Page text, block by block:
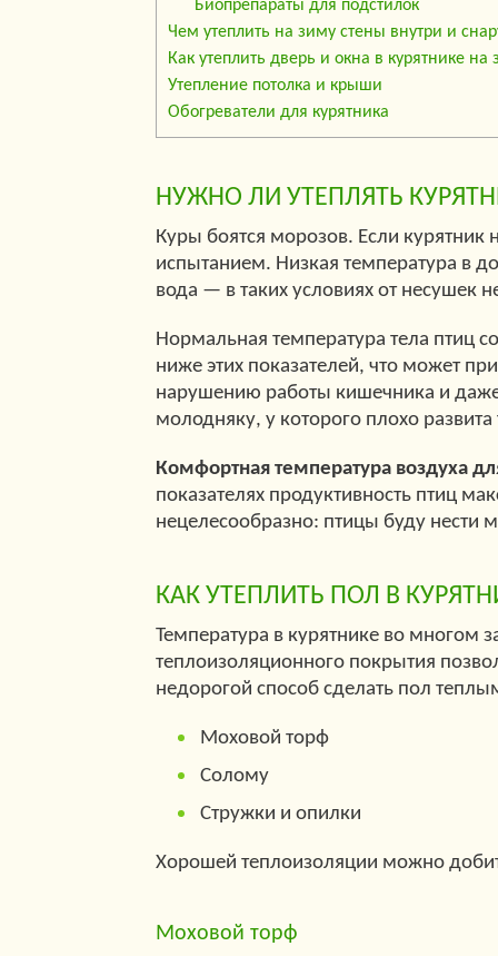
Биопрепараты для подстилок
Чем утеплить на зиму стены внутри и
Как утеплить дверь и окна в курятнике на
Утепление потолка и крыши
Обогреватели для курятника
НУЖНО ЛИ УТЕПЛЯТЬ
Куры боятся морозов. Если курятник
испытанием. Низкая температура в
вода — в таких условиях от несушек
Нормальная температура тела птиц
ниже этих показателей, что может
нарушению работы кишечника и
молодняку, у которого плохо
Комфортная температура воздуха
показателях продуктивность птиц
нецелесообразно: птицы буду нести
КАК УТЕПЛИТЬ ПОЛ В
Температура в курятнике во многом
теплоизоляционного покрытия
недорогой способ сделать пол
Моховой торф
Солому
Стружки и опилки
Хорошей теплоизоляции можно
Моховой торф